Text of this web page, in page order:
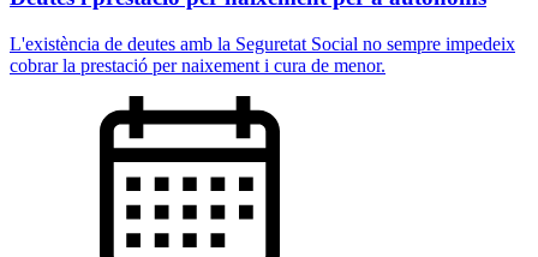
L'existència de deutes amb la Seguretat Social no sempre impedeix
cobrar la prestació per naixement i cura de menor.